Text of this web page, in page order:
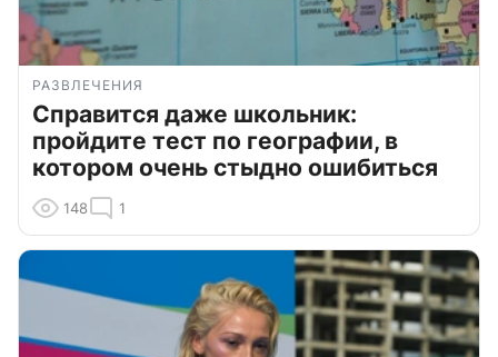
РАЗВЛЕЧЕНИЯ
Справится даже школьник:
пройдите тест по географии, в
котором очень стыдно ошибиться
148 1